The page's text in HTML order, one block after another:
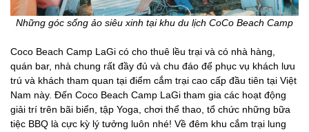
Những góc sống ảo siêu xinh tại khu du lịch CoCo Beach Camp
Coco Beach Camp LaGi có cho thuê lều trại và có nhà hàng,
quán bar, nhà chung rất đầy đủ và chu đáo để phục vụ khách lưu
trú và khách tham quan tại điểm cắm trại cao cấp đầu tiên tại Việt
Nam này. Đến Coco Beach Camp LaGi tham gia các hoạt động
giải trí trên bãi biển, tập Yoga, chơi thể thao, tổ chức những bữa
tiệc BBQ là cực kỳ lý tưởng luôn nhé! Về đêm khu cắm trại lung